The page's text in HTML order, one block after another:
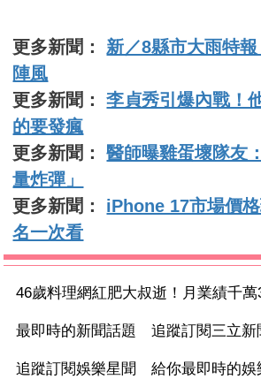
更多新聞：新／8縣市大雨特
陣風
更多新聞：李貞秀引爆內戰！
的要發瘋
更多新聞：醫師曝雞蛋壞隊友
量炸彈」
更多新聞： iPhone 17市場價
名一次看
46歲料理網紅肥大叔逝！月業績千萬
最即時的新聞話題 追蹤訂閱三立新
追蹤訂閱娛樂星聞 給你最即時的娛